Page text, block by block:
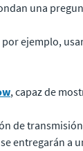
una
ejemplo,
, capaz de
de
entregarán a